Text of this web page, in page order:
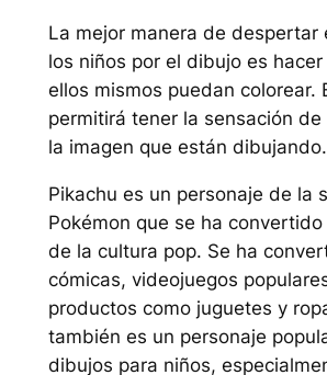
La mejor manera de despertar
los niños por el dibujo es
ellos mismos puedan colorear.
permitirá tener la sensación
la imagen que están dibujando.
Pikachu es un personaje de la
Pokémon que se ha
de la cultura pop. Se ha
cómicas, videojuegos
productos como juguetes y
también es un personaje
dibujos para niños,